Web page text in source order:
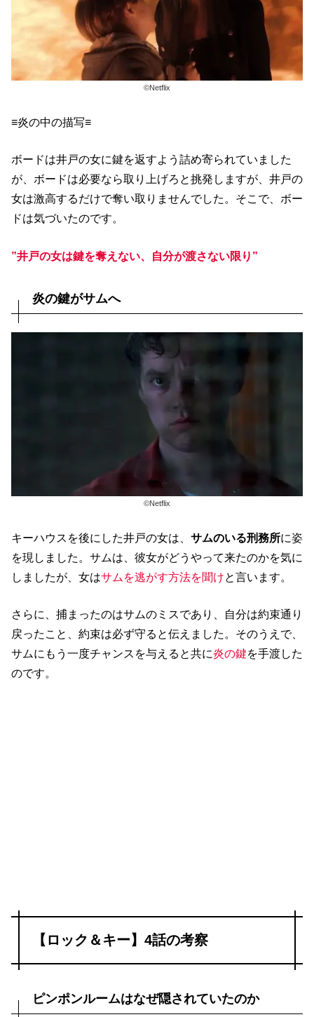
©︎Netflix
≡炎の中の描写≡
ボードは井戸の女に鍵を返すよう詰め寄られていました
が、ボードは必要なら取り上げろと挑発しますが、井戸の
女は激高するだけで奪い取りませんでした。そこで、ボー
ドは気づいたのです。
”井戸の女は鍵を奪えない、自分が渡さない限り”
炎の鍵がサムへ
©︎Netflix
キーハウスを後にした井戸の女は、 サムのいる刑務所に姿
を現しました。サムは、彼女がどうやって来たのかを気に
しましたが、女はサムを逃がす方法を聞けと言います。
さらに、捕まったのはサムのミスであり、自分は約束通り
戻ったこと、約束は必ず守ると伝えました。そのうえで、
サムにもう一度チャンスを与えると共に炎の鍵を手渡した
のです。
【ロック＆キー】4話の考察
ピンポンルームはなぜ隠されていたのか